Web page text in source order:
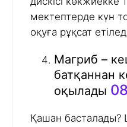
мектептерде күн
оқуға рұқсат
Магриб –
батқаннан
оқылады
Қашан басталады?